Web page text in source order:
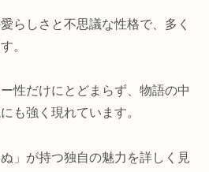
らしさと不思議な性格で、多く
。
性だけにとどまらず、物語の中
も強く現れています。
」が持つ独自の魅力を詳しく見